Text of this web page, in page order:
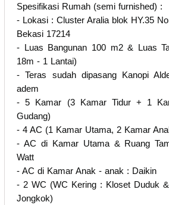
Spesifikasi Rumah (semi furnished) :
- Lokasi : Cluster Aralia blok HY.35
Bekasi 17214
- Luas Bangunan 100 m2 & Luas
18m - 1 Lantai)
- Teras sudah dipasang Kanopi
adem
- 5 Kamar (3 Kamar Tidur + 1
Gudang)
- 4 AC (1 Kamar Utama, 2 Kamar
- AC di Kamar Utama & Ruang
Watt
- AC di Kamar Anak - anak : Daikin
- 2 WC (WC Kering : Kloset Duduk
Jongkok)